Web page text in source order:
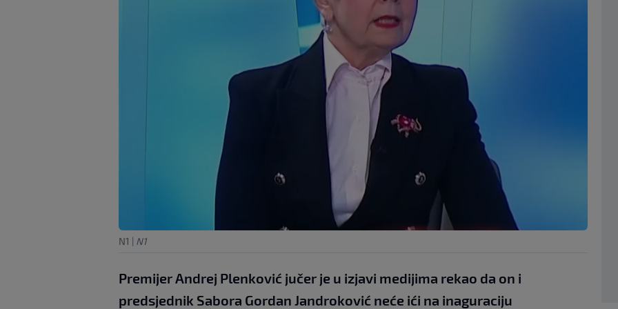
N1 | N1
Premijer Andrej Plenković jučer je u izjavi medijima rekao da on i
predsjednik Sabora Gordan Jandroković neće ići na inaguraciju